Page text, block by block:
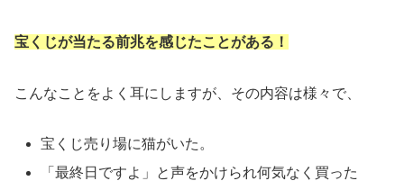
宝くじが当たる前兆を感じたことがある！
こんなことをよく耳にしますが、その内容は様々で、
宝くじ売り場に猫がいた。
「最終日ですよ」と声をかけられ何気なく買った